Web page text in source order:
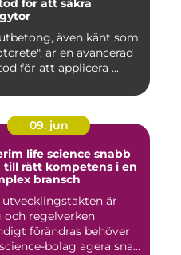
för att säkra
även känt som
är en avancerad
för att applicera ...
09. jun
life science snabb
till rätt kompetens i en
bransch
utvecklingstakten är
och regelverken
förändras behöver
bolag agera sna...